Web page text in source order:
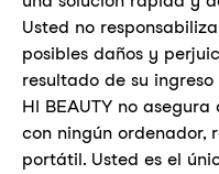
Usted no
posibles daños y
resultado de su
HI BEAUTY no
con ningún ordenador,
portátil. Usted es el